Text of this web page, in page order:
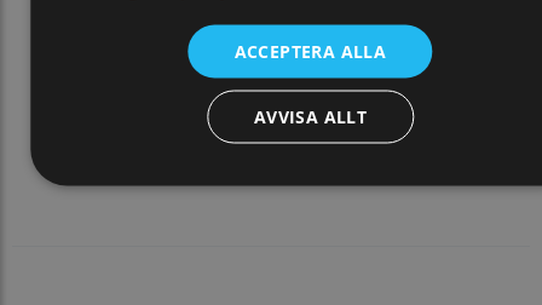
ACCEPTERA ALLA
AVVISA ALLT